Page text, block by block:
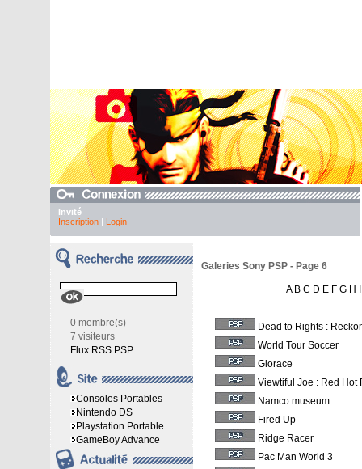
Invité
Inscription| Login
0 membre(s)
7 visiteurs
Flux RSS PSP
Consoles Portables
Nintendo DS
Playstation Portable
GameBoy Advance
Galeries Sony PSP - Page 6
A B C D E F G H
Dead to Rights :
World Tour Soccer
Glorace
Viewtiful Joe : Red Hot
Namco museum
Fired Up
Ridge Racer
Pac Man World 3